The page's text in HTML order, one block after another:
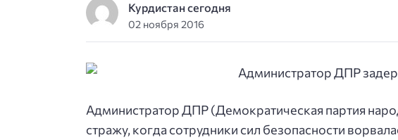
Курдистан сегодня
02 ноября 2016
Администратор ДПР (Демократическая партия
стражу, когда сотрудники сил безопасности